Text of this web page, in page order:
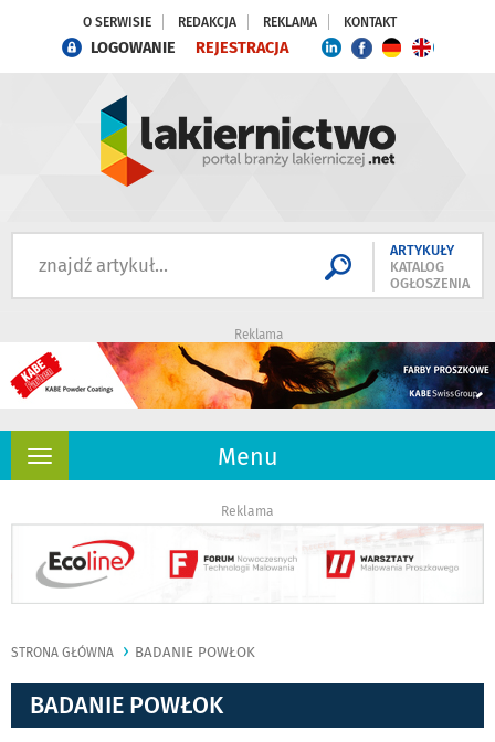
O SERWISIE REDAKCJA REKLAMA KONTAKT
LOGOWANIE REJESTRACJA
ARTYKUŁY
KATALOG
OGŁOSZENIA
Reklama
Menu
Rozwiń
Reklama
STRONA GŁÓWNA BADANIE POWŁOK
BADANIE POWŁOK